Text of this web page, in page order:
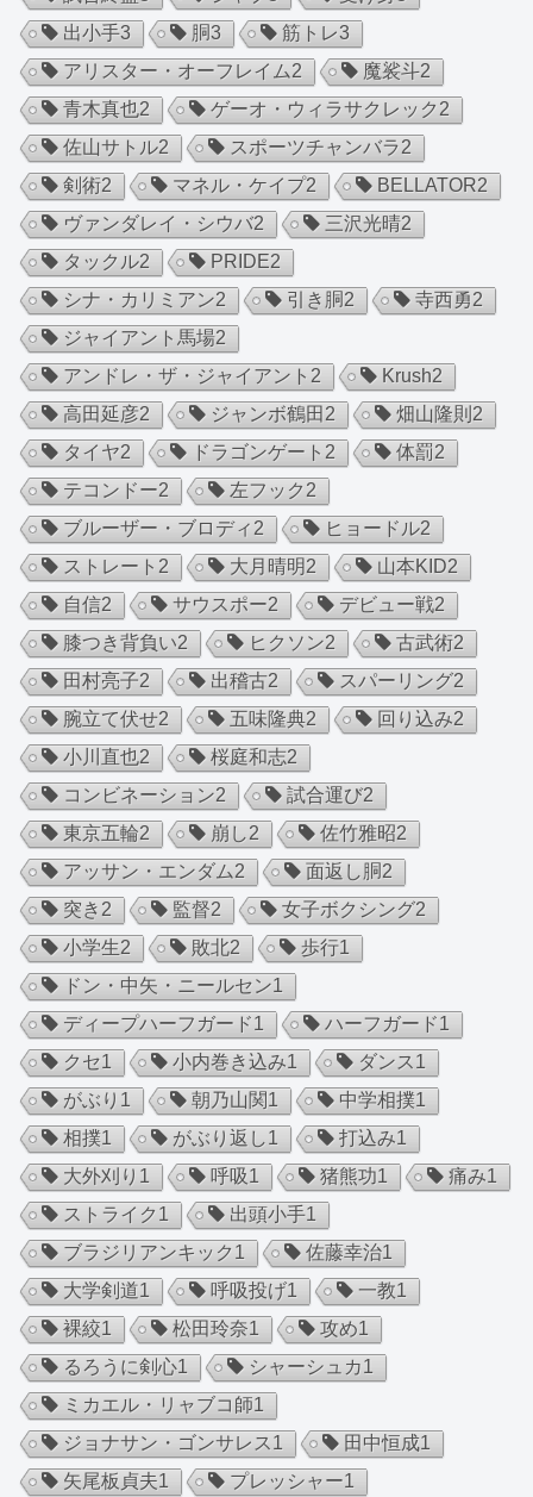
出小手3 胴3 筋トレ3
アリスター・オーフレイム2 魔裟斗2
青木真也2 ゲーオ・ウィラサクレック2
佐山サトル2 スポーツチャンバラ2
剣術2 マネル・ケイプ2 BELLATOR2
ヴァンダレイ・シウバ2 三沢光晴2
タックル2 PRIDE2
シナ・カリミアン2 引き胴 2 寺西勇2
ジャイアント馬場2
アンドレ・ザ・ジャイアント 2 Krush2
高田延彦2 ジャンボ鶴田 2 畑山隆則 2
タイヤ2 ドラゴンゲート 2 体罰2
テコンドー2 左フック2
ブルーザー・ブロディ 2 ヒョードル2
ストレート 2 大月晴明2 山本KID2
自信2 サウスポー2 デビュー戦2
膝つき背負い2 ヒクソン2 古武術2
田村亮子2 出稽古2 スパーリング2
腕立て伏せ2 五味隆典2 回り込み2
小川直也2 桜庭和志2
コンビネーション2 試合運び2
東京五輪2 崩し2 佐竹雅昭2
アッサン・エンダム2 面返し胴 2
突き 2 監督2 女子ボクシング2
小学生2 敗北2 歩行1
ドン・中矢・ニールセン1
ディープハーフガード1 ハーフガード1
クセ1 小内巻き込み1 ダンス1
がぶり 1 朝乃山関1 中学相撲1
相撲1 がぶり返し1 打込み1
大外刈り 1 呼吸1 猪熊功1 痛み1
ストライク1 出頭小手1
ブラジリアンキック1 佐藤幸治1
大学剣道1 呼吸投げ1 一教1
裸絞1 松田玲奈1 攻め1
るろうに剣心1 シャーシュカ1
ミカエル・リャブコ師1
ジョナサン・ゴンサレス1 田中恒成1
矢尾板貞夫1 プレッシャー1